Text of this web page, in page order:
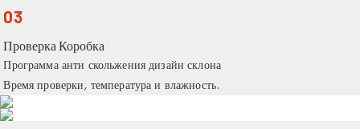
03
Проверка Коробка
Программа анти скольжения дизайн склона
Время проверки, температура и влажность.